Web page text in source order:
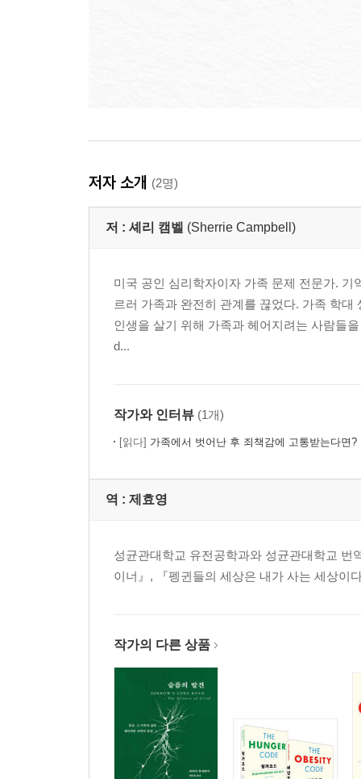
저자 소개 (2명)
저 : 셰리 캠벨 (Sherrie Campbell)
미국 공인 심리학자이자 가족 문제 전문가.
르러 가족과 완전히 관계를 끊었다. 가족 학
인생을 살기 위해 가족과 헤어지려는 사람들
d...
작가와 인터뷰 (1개)
[읽다] 가족에서 벗어난 후 죄책감에 고통받는다면?
역 : 제효영
성균관대학교 유전공학과와 성균관대학교
이너』, 『펭귄들의 세상은 내가 사는 세상이
작가의 다른 상품